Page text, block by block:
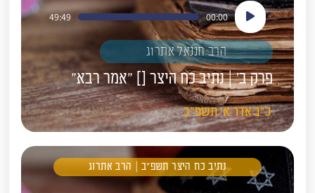
נגן
אודיו
00:00
49:49
הרב חננאל אתרוג
פרק ב' | נתיב כח היצר [] "אמר רבא"
כ"באדר א'תשפ"ב
נתיב כח היצר תשפ"ב | הרב אתרוג